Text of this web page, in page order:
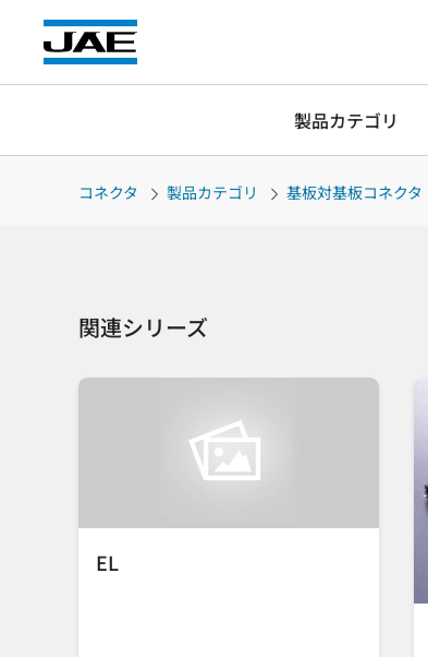
製品カテゴリ
コネクタ 製品カテゴリ 基板対基板コネクタ
関連シリーズ
EL